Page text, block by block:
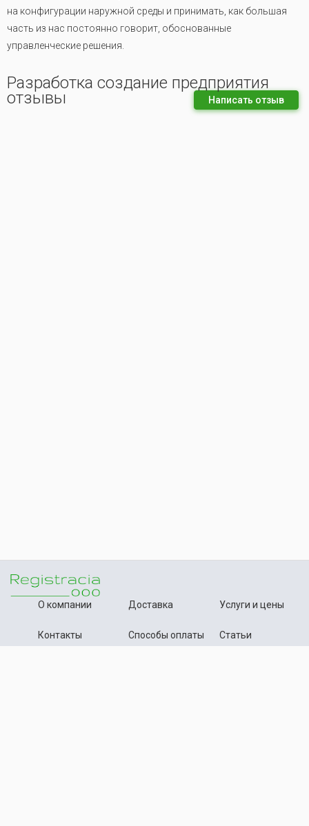
на конфигурации наружной среды и принимать, как большая
часть из нас постоянно говорит, обоснованные
управленческие решения.
Разработка создание предприятия
отзывы Написать отзыв
О компании
Контакты
Доставка
Способы оплаты
Услуги и цены
Статьи